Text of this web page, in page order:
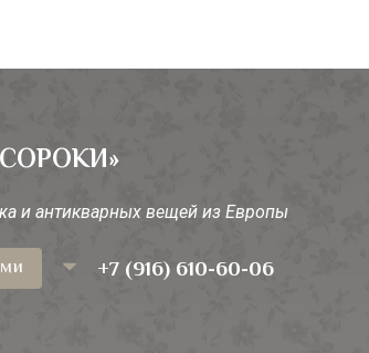
СОРОКИ»
и антикварных вещей из Европы
+7 (916) 610-60-06